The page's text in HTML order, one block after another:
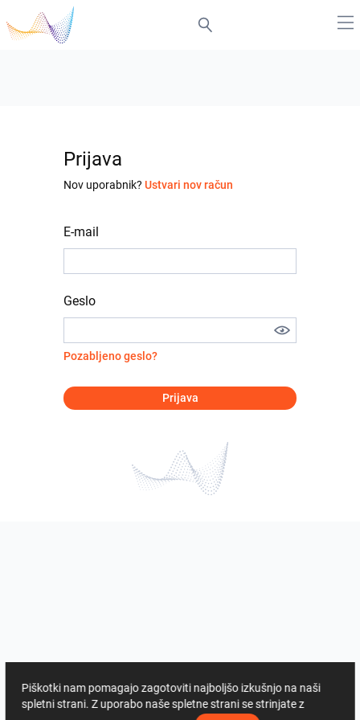
Prijava
Nov uporabnik? Ustvari nov račun
E-mail
Geslo
Pozabljeno geslo?
Prijava
Piškotki nam pomagajo zagotoviti najboljšo izkušnjo na naši
spletni strani. Z uporabo naše spletne strani se strinjate z